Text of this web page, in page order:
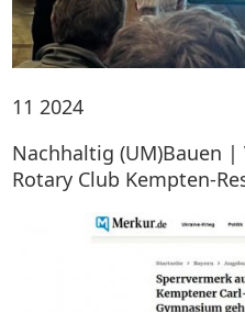
11 2024
Nachhaltig (UM)Bauen
Rotary Club Kempten-